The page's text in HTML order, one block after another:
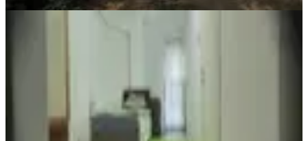
Kiralık Apartlar
65 m²·Yüksek giriş
17.000 ₺